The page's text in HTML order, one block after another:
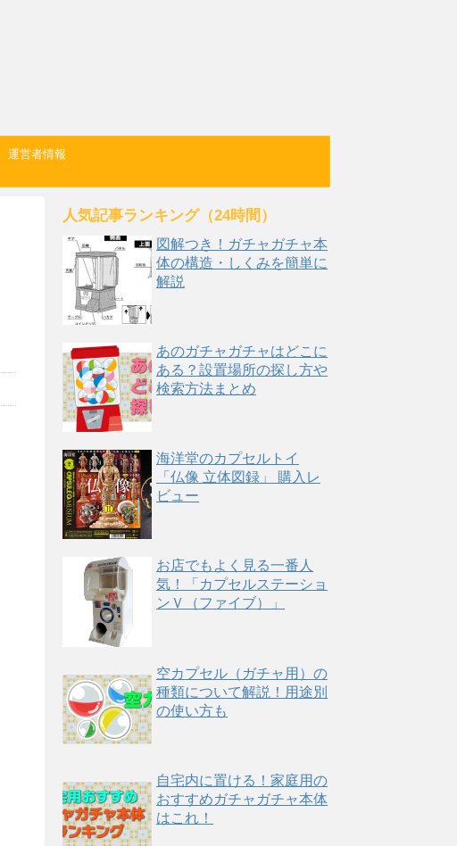
運営者情報
人気記事ランキング（24時間）
図解つき！ガチャガチャ本
体の構造・しくみを簡単に
解説
あのガチャガチャはどこに
ある？設置場所の探し方や
検索方法まとめ
海洋堂のカプセルトイ
「仏像 立体図録」 購入レ
ビュー
お店でもよく見る一番人
気！「カプセルステーショ
ンＶ（ファイブ）」
空カプセル（ガチャ用）の
種類について解説！用途別
の使い方も
自宅内に置ける！家庭用の
おすすめガチャガチャ本体
はこれ！